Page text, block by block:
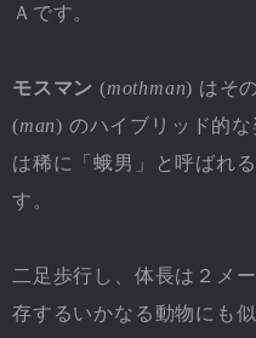
Ａです。
モスマン (mothman) はそ
(man) のハイブリッド的
は稀に「蛾男」と呼ばれ
す。
二足歩行し、体長は２メ
存するいかなる動物にも